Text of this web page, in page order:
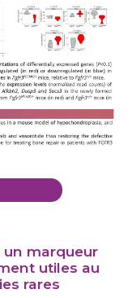
un marqueur
utiles au
rares